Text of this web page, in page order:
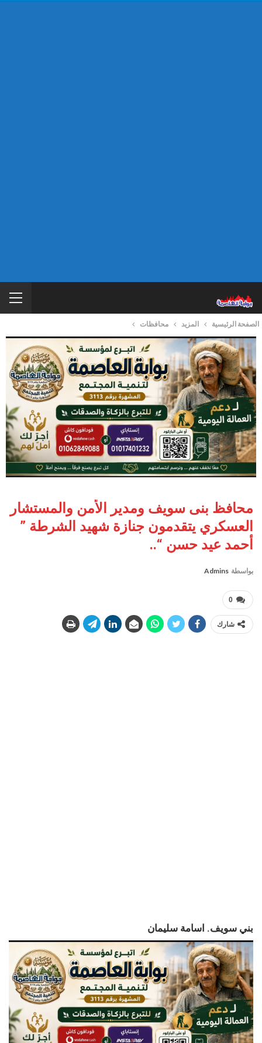
الصفحة الرئيسية المزيد محافظات
محافظ بنى سويف ومدير الأمن والمستشار
العسكري يتقدمون جنازة شهيد الشرطة ”
أحمد عيد حسن “..
بواسطة Admins
0
شارك
بني سويف. اسامة سليمان